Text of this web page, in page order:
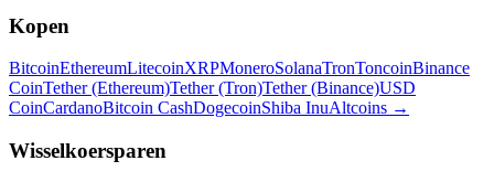
Kopen
BitcoinEthereumLitecoinXRPMoneroSolanaTronToncoinBinance
CoinTether (Ethereum)Tether (Tron)Tether (Binance)USD
CoinCardanoBitcoin CashDogecoinShiba InuAltcoins →
Wisselkoersparen